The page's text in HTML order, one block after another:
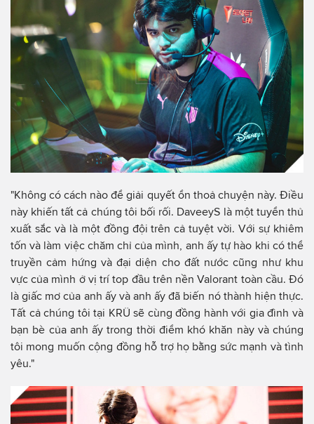
"Không có cách nào để giải quyết ổn thoả chuyện này. Điều
này khiến tất cả chúng tôi bối rối. DaveeyS là một tuyển thủ
xuất sắc và là một đồng đội trên cả tuyệt vời. Với sự khiêm
tốn và làm việc chăm chỉ của mình, anh ấy tự hào khi có thể
truyền cảm hứng và đại diện cho đất nước cũng như khu
vực của mình ở vị trí top đầu trên nền Valorant toàn cầu. Đó
là giấc mơ của anh ấy và anh ấy đã biến nó thành hiện thực.
Tất cả chúng tôi tại KRÜ sẽ cùng đồng hành với gia đình và
bạn bè của anh ấy trong thời điểm khó khăn này và chúng
tôi mong muốn cộng đồng hỗ trợ họ bằng sức mạnh và tình
yêu."